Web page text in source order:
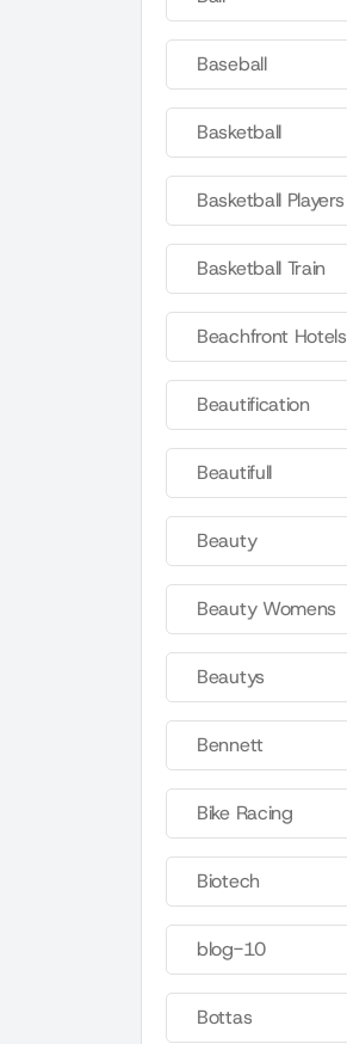
Baseball
Basketball
Basketball Players
Basketball Train
Beachfront Hotels
Beautification
Beautifull
Beauty
Beauty Womens
Beautys
Bennett
Bike Racing
Biotech
blog-10
Bottas